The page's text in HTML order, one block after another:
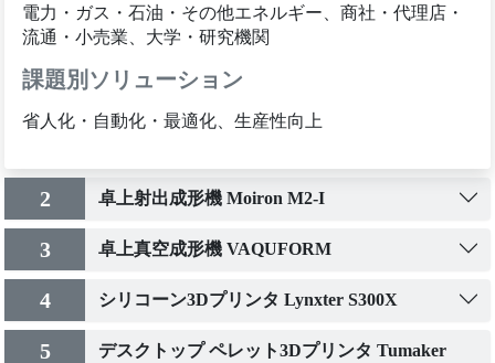
電力・ガス・石油・その他エネルギー、商社・代理店・
流通・小売業、大学・研究機関
課題別ソリューション
省人化・自動化・最適化、生産性向上
2 卓上射出成形機 Moiron M2-I
3 卓上真空成形機 VAQUFORM
4 シリコーン3Dプリンタ Lynxter S300X
5
デスクトップ ペレット3Dプリンタ Tumaker